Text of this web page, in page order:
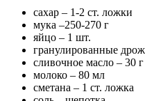
сахар – 1-2 ст. ложки
мука –250-270 г
яйцо – 1 шт.
гранулированные
сливочное масло – 30 г
молоко – 80 мл
сметана – 1 ст. ложка